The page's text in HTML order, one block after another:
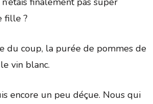
fille ?
du coup, la purée de pommes de
vin blanc.
encore un peu déçue. Nous qui